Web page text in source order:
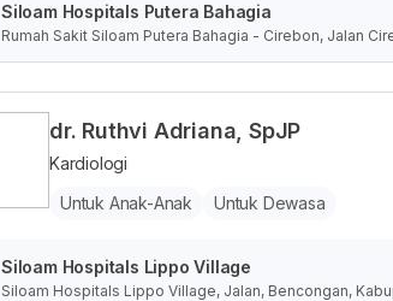
Siloam Hospitals Putera Bahagia
Rumah Sakit Siloam Putera Bahagia - Cirebon, Jalan
dr. Ruthvi Adriana, SpJP
Kardiologi
Untuk Anak-Anak
Untuk Dewasa
Siloam Hospitals Lippo Village
Siloam Hospitals Lippo Village, Jalan, Bencongan,